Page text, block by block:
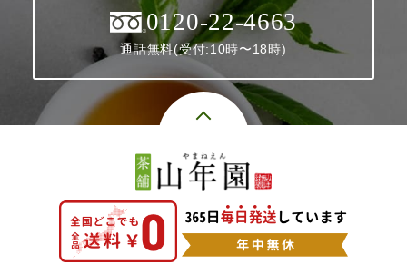
0120-22-4663
通話無料(受付:10時〜18時)